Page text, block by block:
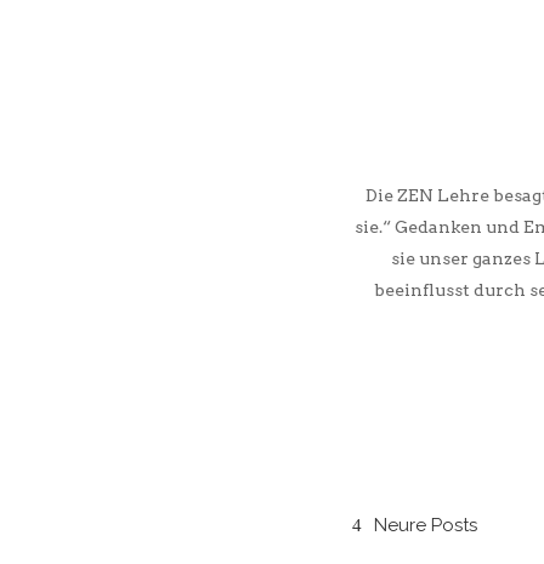
Die ZEN Lehre
sie.“ Gedanken und
sie unser
beeinflusst durch
Neure Posts